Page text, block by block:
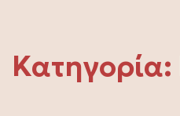
Κατηγορία: